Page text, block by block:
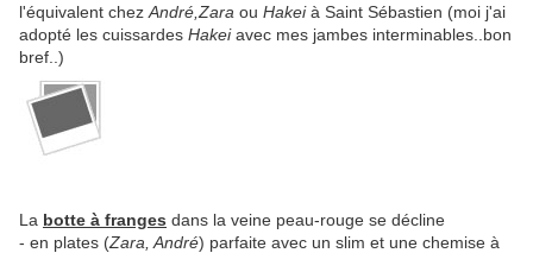
l'équivalent chez André,Zara ou Hakeià Saint Sébastien (moi j'ai
adopté les cuissardes Hakeiavec mes jambes interminables..bon
bref..)
La botte à franges dans la veine peau-rouge se décline
- en plates (Zara, André) parfaite avec un slim et une chemise à